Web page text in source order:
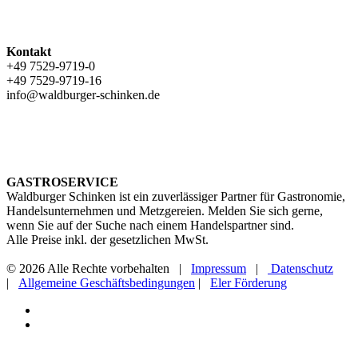
Kontakt
+49 7529-9719-0
+49 7529-9719-16
info@waldburger-schinken.de
GASTROSERVICE
Waldburger Schinken ist ein zuverlässiger Partner für Gastronomie,
Handelsunternehmen und Metzgereien. Melden Sie sich gerne,
wenn Sie auf der Suche nach einem Handelspartner sind.
Alle Preise inkl. der gesetzlichen MwSt.
© 2026 Alle Rechte vorbehalten | Impressum |
Datenschutz
| Allgemeine Geschäftsbedingungen | Eler Förderung